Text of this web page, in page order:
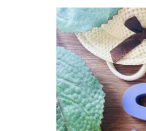
病
院
ア
イ
リ
ス
動
物
リ
ー
パ
ー
ク
内
に
あ
る
r
i
s
_
m
i
n
a
m
リ
ス
動
物
病
院
南
町
田